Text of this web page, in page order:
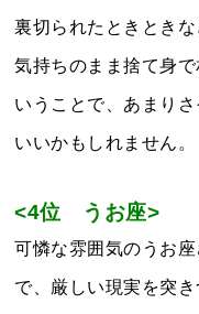
裏切られたときとき
気持ちのまま捨て身
いうことで、あまり
いいかもしれません。
<4位 うお座>
可憐な雰囲気のうお
で、厳しい現実を突